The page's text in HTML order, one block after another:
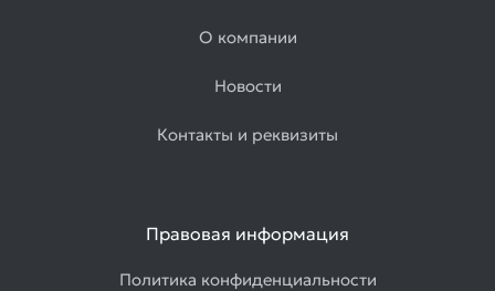
О компании
Новости
Контакты и реквизиты
Правовая информация
Политика конфиденциальности